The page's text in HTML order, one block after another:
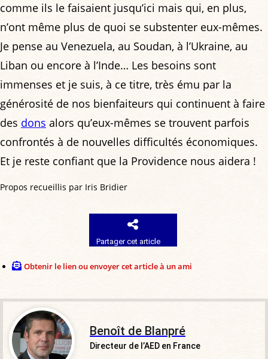
comme ils le faisaient jusqu’ici mais qui, en plus,
n’ont même plus de quoi se substenter eux-mêmes.
Je pense au Venezuela, au Soudan, à l’Ukraine, au
Liban ou encore à l’Inde… Les besoins sont
immenses et je suis, à ce titre, très ému par la
générosité de nos bienfaiteurs qui continuent à faire
des dons alors qu’eux-mêmes se trouvent parfois
confrontés à de nouvelles difficultés économiques.
Et je reste confiant que la Providence nous aidera !
Propos recueillis par Iris Bridier
Partager cet article
Obtenir le lien ou envoyer cet article à un ami
Benoît de Blanpré
Directeur de l’AED en France